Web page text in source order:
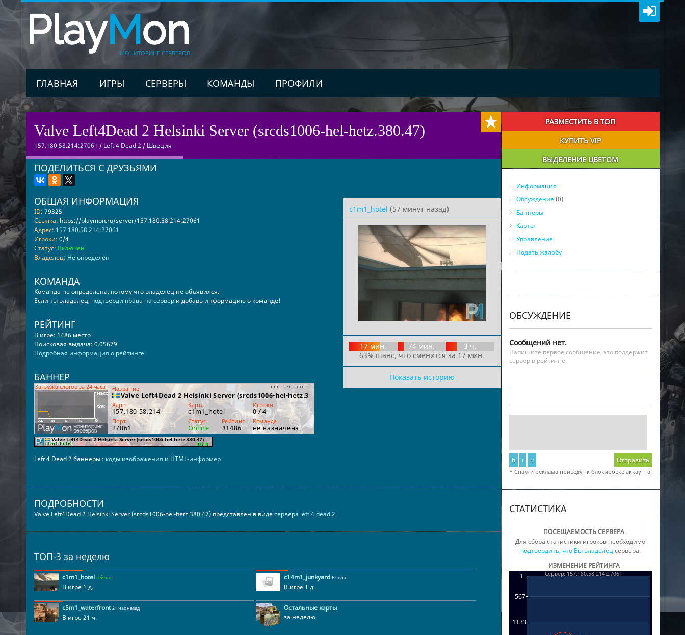
PlayMon
МОНИТОРИНГ СЕРВЕРОВ
ГЛАВНАЯ ИГРЫ СЕРВЕРЫ КОМАНДЫ ПРОФИЛИ
Valve Left4Dead 2 Helsinki Server (srcds1006-hel-hetz.380.47)
157.180.58.214:27061 / Left 4 Dead 2 / Швеция
ПОДЕЛИТЬСЯ С ДРУЗЬЯМИ
c1m1_hotel (57 минут назад)
17 мин. 74 мин.
3 ч.
63% шанс, что сменится за 17 мин.
Показать историю
ОБЩАЯ ИНФОРМАЦИЯ
ID: 79325
Ссылка: https://playmon.ru/server/157.180.58.214:27061
Адрес: 157.180.58.214:27061
Игроки: 0/4
Статус: Включен
Владелец: Не определён
КОМАНДА
Команда не определена, потому что владелец не объявился.
Если ты владелец, подтверди права на сервери добавь информацию о команде!
РЕЙТИНГ
В игре: 1486 место
Поисковая выдача: 0.05679
Подробная информация о рейтинге
БАННЕР
Left 4 Dead 2 баннеры : коды изображения и HTML-информер
ПОДРОБНОСТИ
Valve Left4Dead 2 Helsinki Server (srcds1006-hel-hetz.380.47) представлен в видесервера left 4 dead 2.
ТОП-3 за неделю
c1m1_hotel сейчас
В игре 1 д.
c14m1_junkyard Вчера
В игре 1 д.
c5m1_waterfront 21 час назад
В игре 21 ч.
Остальные карты
за неделю
РАЗМЕСТИТЬ В ТОП
КУПИТЬ VIP
ВЫДЕЛЕНИЕ ЦВЕТОМ
Информация
Обсуждение(0)
Баннеры
Карты
Управление
Подать жалобу
ОБСУЖДЕНИЕ
Сообщений нет.
Напишите первое сообщение, это поддержит
сервер в рейтинге.
b i u Отправить
* Спам и реклама приведут к блокировке аккаунта.
СТАТИСТИКА
ПОСЕЩАЕМОСТЬ СЕРВЕРА
Для сбора статистики игроков необходимо
подтвердить, что Вы владелецсервера.
ИЗМЕНЕНИЕ РЕЙТИНГА